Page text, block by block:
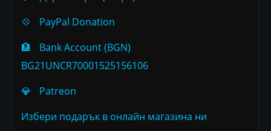
💠
PayPal Donation
🏦
Bank Account (BGN)
BG21UNCR70001525156106
💎
Patreon
Избери подарък в онлайн магазина ни